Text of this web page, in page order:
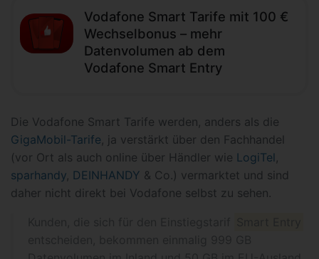
Vodafone Smart Tarife mit 100 €
Wechselbonus – mehr
Datenvolumen ab dem
Vodafone Smart Entry
Die Vodafone Smart Tarife werden, anders als die
GigaMobil-Tarife, ja verstärkt über den Fachhandel
(vor Ort als auch online über Händler wie LogiTel,
sparhandy, DEINHANDY & Co.) vermarktet und sind
daher nicht direkt bei Vodafone selbst zu sehen.